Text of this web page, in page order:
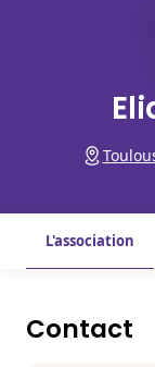
L'association
Contact